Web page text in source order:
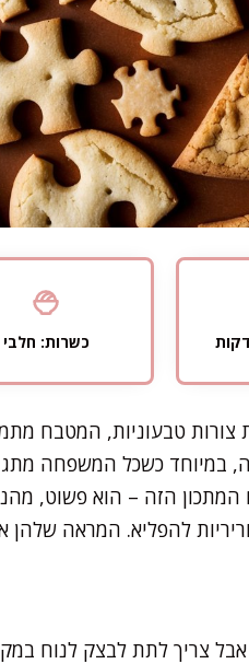
כשרות: חלבי
צורות טבעוניות, המטבח
במיוחד כשכל המשפחה
הזה – הוא פשוט,
להפליא. המראה
15 דקות של עבודה, אבל צריך לתת